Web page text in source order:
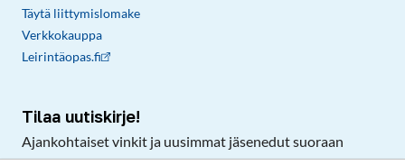
Täytä liittymislomake
Verkkokauppa
Leirintäopas.fi
Tilaa uutiskirje!
Ajankohtaiset vinkit ja uusimmat jäsenedut suoraan